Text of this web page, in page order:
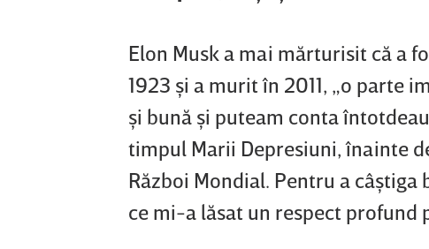
Elon Musk a mai mărturisit că a
1923 şi a murit în 2011, „o parte
şi bună şi puteam conta
timpul Marii Depresiuni, înainte
Război Mondial. Pentru a câştiga
ce mi-a lăsat un respect profund